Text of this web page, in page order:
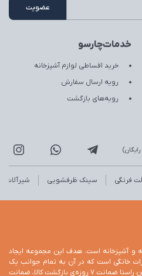
خدمات‌چارسو
خرید اقساطی لوازم آشپزخانه
رویه ارسال سفارش
رویه‌های بازگشت
فرنگی سینک ظرفشویی شیرآلات
و آشپزخانه است. هدف این مجموعه ایجاد
خانگی است که در آن به تمام جوانب یک
خرید مطمئن توجه شده باشد. در همین راستا ضمانت 7 روزه‌ی بازگشت کالا، ضمانت